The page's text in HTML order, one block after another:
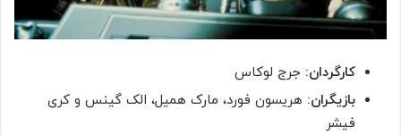
کارگردان: جرج لوکاس
بازیگران: هریسون فورد، مارک همیل، الک گینس و کری
فیشر